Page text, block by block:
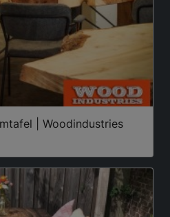
| Woodindustries